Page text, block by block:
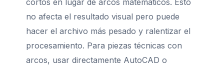
cortos en lugar de arcos matemáticos. Esto
no afecta el resultado visual pero puede
hacer el archivo más pesado y ralentizar el
procesamiento. Para piezas técnicas con
arcos, usar directamente AutoCAD o